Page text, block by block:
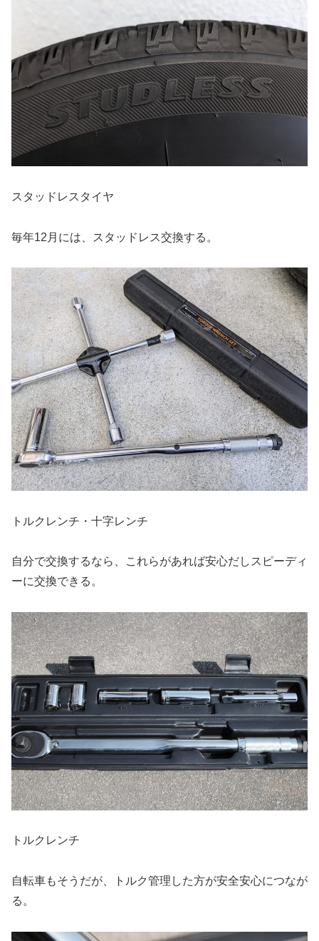
スタッドレスタイヤ
毎年12月には、スタッドレス交換する。
トルクレンチ・十字レンチ
自分で交換するなら、これらがあれば安心だしスピーディ
ーに交換できる。
トルクレンチ
自転車もそうだが、トルク管理した方が安全安心につなが
る。